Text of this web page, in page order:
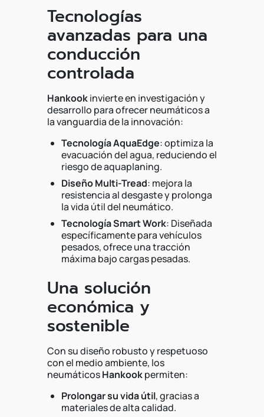
Tecnologías
avanzadas para una
conducción
controlada
Hankookinvierte en investigación y
desarrollo para ofrecer neumáticos a
la vanguardia de la innovación:
Tecnología AquaEdge: optimiza la
evacuación del agua, reduciendo el
riesgo de aquaplaning.
Diseño Multi-Tread: mejora la
resistencia al desgaste y prolonga
la vida útil del neumático.
Tecnología Smart Work: Diseñada
específicamente para vehículos
pesados, ofrece una tracción
máxima bajo cargas pesadas.
Una solución
económica y
sostenible
Con su diseño robusto y respetuoso
con el medio ambiente, los
neumáticosHankookpermiten:
Prolongar su vida útil, gracias a
materiales de alta calidad.